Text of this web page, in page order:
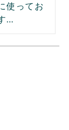
使ってお
…